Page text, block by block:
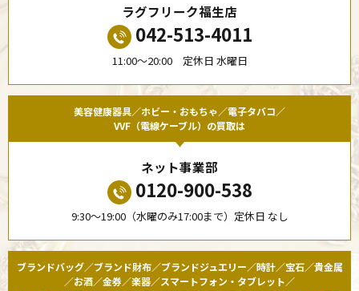
ラグフリーク福生店
042-513-4011
11:00〜20:00 定休日 水曜日
美容健康器具／ホビー・おもちゃ／電子タバコ／
VVF（電線ケーブル）の買取は
ネット事業部
0120-900-538
9:30〜19:00（水曜のみ17:00まで）定休日 なし
ブランドバッグ／ブランド財布／ブランドジュエリー／時計／宝石／貴金属
／お酒／金券／楽器／スマートフォン・タブレット／